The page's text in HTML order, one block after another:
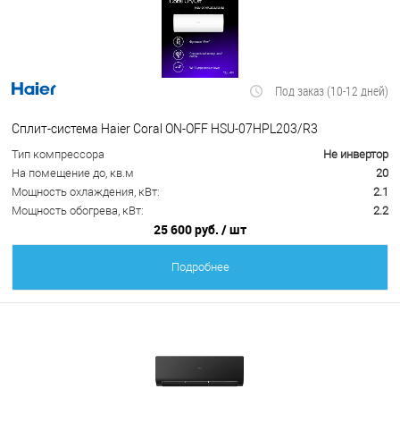
Под заказ (10-12 дней)
Сплит-система Haier Coral ON-OFF HSU-07HPL203/R3
Тип компрессора
Не инвертор
На помещение до, кв.м
20
Мощность охлаждения, кВт:
2.1
Мощность обогрева, кВт:
2.2
25 600 руб. / шт
Подробнее